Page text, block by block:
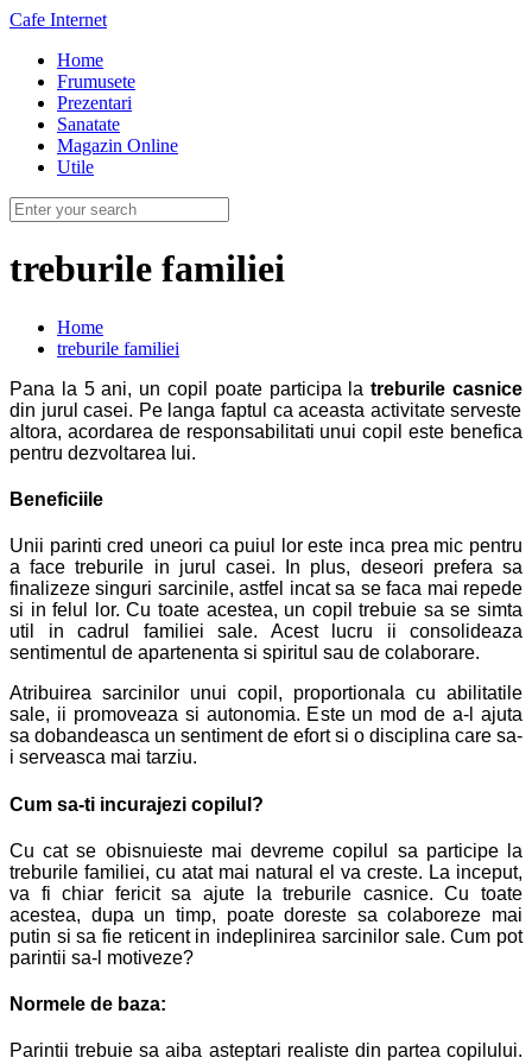
Cafe Internet
Home
Frumusete
Prezentari
Sanatate
Magazin Online
Utile
treburile familiei
Home
treburile familiei
Pana la 5 ani, un copil poate participa latreburile casnice
din jurul casei. Pe langa faptul ca aceasta activitate serveste
altora, acordarea de responsabilitati unui copil este benefica
pentru dezvoltarea lui.
Beneficiile
Unii parinti cred uneori ca puiul lor este inca prea mic pentru
a face treburile in jurul casei. In plus, deseori prefera sa
finalizeze singuri sarcinile, astfel incat sa se faca mai repede
si in felul lor. Cu toate acestea, un copil trebuie sa se simta
util in cadrul familiei sale. Acest lucru ii consolideaza
sentimentul de apartenenta si spiritul sau de colaborare.
Atribuirea sarcinilor unui copil, proportionala cu abilitatile
sale, ii promoveaza si autonomia. Este un mod de a-l ajuta
sa dobandeasca un sentiment de efort si o disciplina care sa-
i serveasca mai tarziu.
Cum sa-ti incurajezi copilul?
Cu cat se obisnuieste mai devreme copilul sa participe la
treburile familiei, cu atat mai natural el va creste. La inceput,
va fi chiar fericit sa ajute la treburile casnice. Cu toate
acestea, dupa un timp, poate doreste sa colaboreze mai
putin si sa fie reticent in indeplinirea sarcinilor sale. Cum pot
parintii sa-l motiveze?
Normele de baza:
Parintii trebuie sa aiba asteptari realiste din partea copilului.